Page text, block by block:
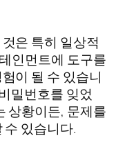
은 특히 일상적
인먼트에 도구를
이 될 수 있습니
밀번호를 잊었
상황이든, 문제를
수 있습니다.